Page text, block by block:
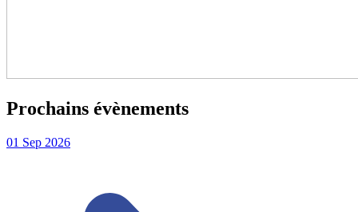
Prochains évènements
01 Sep 2026